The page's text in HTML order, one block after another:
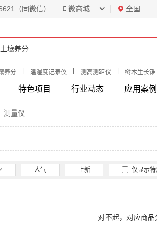
（同微信） 微商城 全国
养分 温湿度记录仪 测高测距仪 树木生长锥
特色项目 行业动态 应用案例
测量仪
人气 上新 仅显示
对不起，对应商